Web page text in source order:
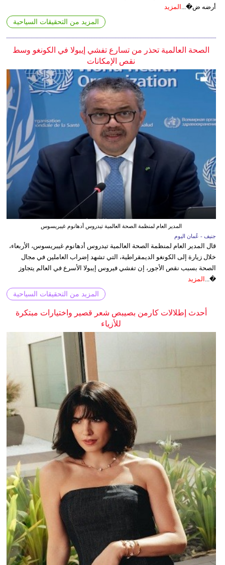
أرضه ض�...
المزيد
المزيد من التحقيقات السياحية
الصحة العالمية تحذر من تسارع تفشي إيبولا في الكونغو وسط
نقص الإمكانات
المدير العام لمنظمة الصحة العالمية تيدروس أدهانوم غيبريسوس
جنيف - عُمان اليوم
قال المدير العام لمنظمة الصحة العالمية تيدروس أدهانوم غيبريسوس، الأربعاء،
خلال زيارة إلى الكونغو الديمقراطية، التي تشهد إضراب العاملين في مجال
الصحة بسبب نقص الأجور، إن تفشي فيروس إيبولا الأسرع في العالم يتجاوز
�... المزيد
المزيد من التحقيقات السياحية
أحدث إطلالات كارمن بصيبص شعر قصير واختيارات مبتكرة
للأزياء